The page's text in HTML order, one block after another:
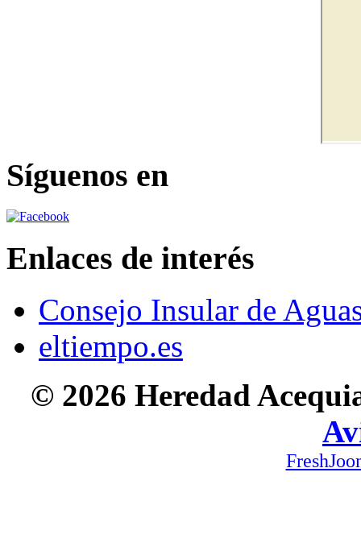
Síguenos en
Enlaces de interés
Consejo Insular de
eltiempo.es
© 2026 Heredad